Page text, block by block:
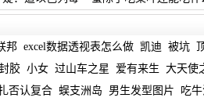
邦 excel数据透视表怎么做 凯迪 被坑
胶 小女 过山车之星 爱有来生 大天使
否认复合 蜈支洲岛 男生发型图片 吃牛